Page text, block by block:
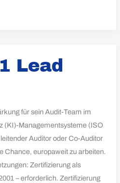
Lead
für sein Audit-Team im
(KI)-Managementsysteme (ISO
Auditor oder Co-Auditor
Chance, europaweit zu arbeiten.
Zertifizierung als
– erforderlich. Zertifizierung